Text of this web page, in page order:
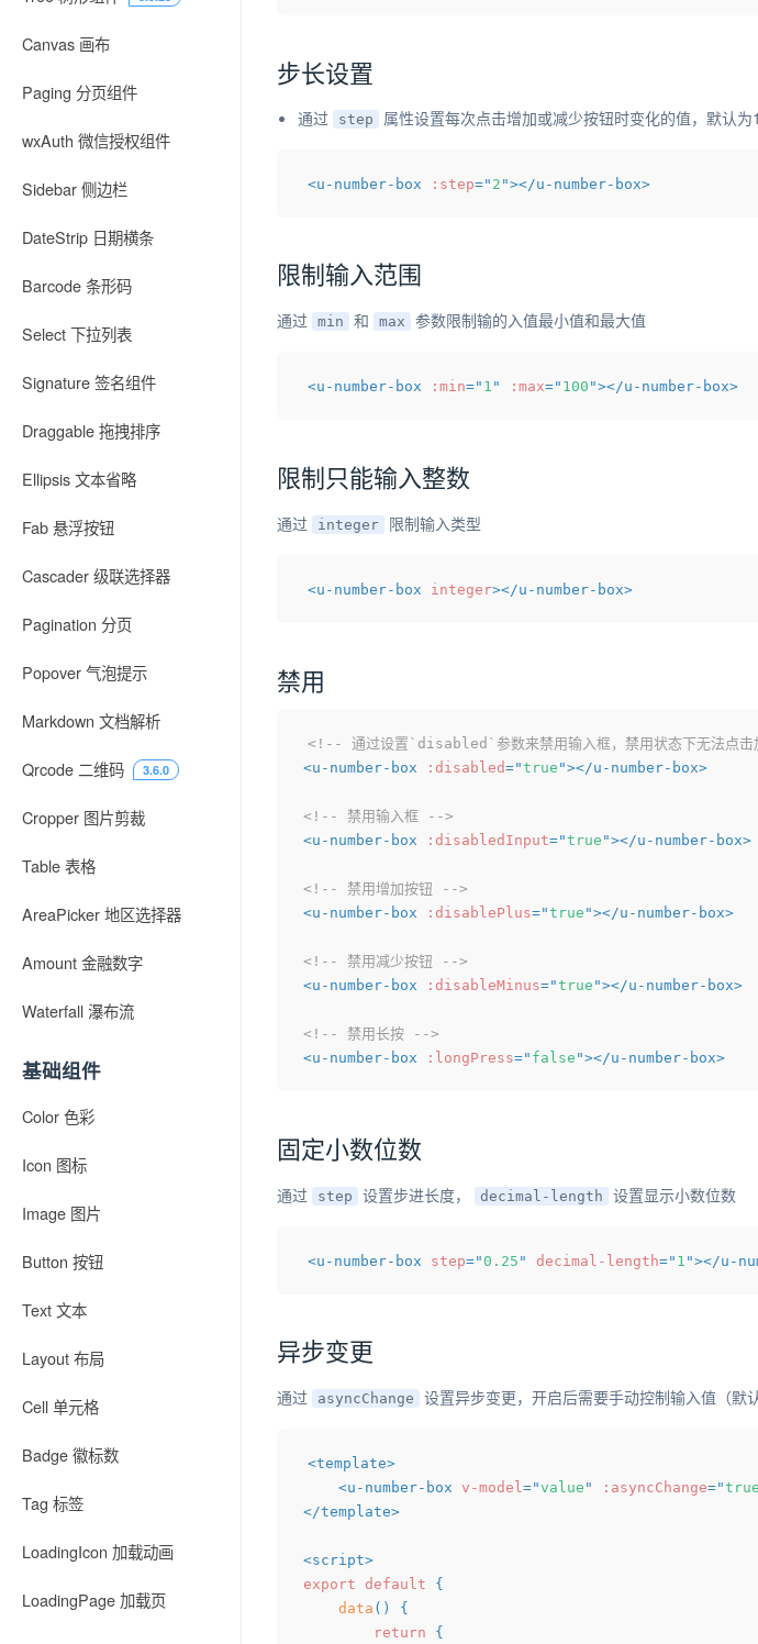
Canvas 画布
Paging 分页组件
wxAuth 微信授权组件
Sidebar 侧边栏
DateStrip 日期横条
Barcode 条形码
Select 下拉列表
Signature 签名组件
Draggable 拖拽排序
Ellipsis 文本省略
Fab 悬浮按钮
Cascader 级联选择器
Pagination 分页
Popover 气泡提示
Markdown 文档解析
Qrcode 二维码 3.6.0
Cropper 图片剪裁
Table 表格
AreaPicker 地区选择器
Amount 金融数字
Waterfall 瀑布流
基础组件
Color 色彩
Icon 图标
Image 图片
Button 按钮
Text 文本
Layout 布局
Cell 单元格
Badge 徽标数
Tag 标签
LoadingIcon 加载动画
LoadingPage 加载页
步长设置
通过 step 属性设置每次点击增加或减少按钮时变化的值，默认
<u-number-box :step=" 2 "></u-number-box>
限制输入范围
通过 min 和 max 参数限制输的入值最小值和最大值
<u-number-box :min=" 1 " :max=" 100 "></u-number-box>
限制只能输入整数
通过 integer 限制输入类型
<u-number-box integer></u-number-box>
禁用
<!-- 通过设置`disabled`参数来禁用输入框，禁用状态下无法点击
<u-number-box :disabled="true "></u-number-box>
<!-- 禁用输入框 -->
<u-number-box :disabledInput="true "></u-number-box>
<!-- 禁用增加按钮 -->
<u-number-box :disablePlus="true "></u-number-box>
<!-- 禁用减少按钮 -->
<u-number-box :disableMinus="true "></u-number-box>
<!-- 禁用长按 -->
<u-number-box :longPress=" false "></u-number-box>
固定小数位数
通过 step 设置步进长度， decimal-length 设置显示小数位数
<u-number-box step="0.25 " decimal-length=" 1 "></u-
异步变更
通过 asyncChange 设置异步变更，开启后需要手动控制输入值（默
<template>
<u-number-box v-model="value " :asyncChange="true
</template>
<script>
export default
{
data ( )
{
return
{